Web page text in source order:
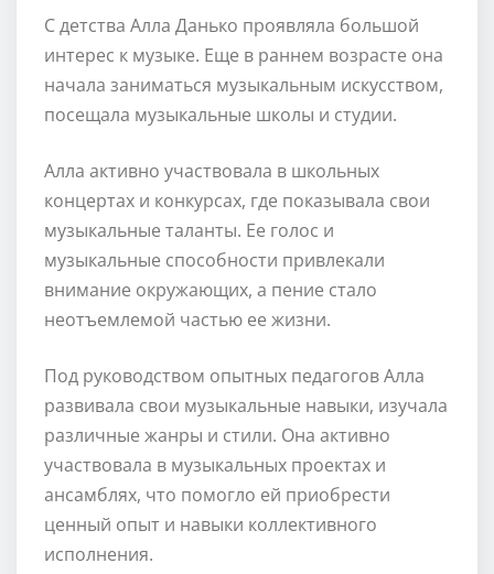
С детства Алла Данько проявляла большой
интерес к музыке. Еще в раннем возрасте она
начала заниматься музыкальным искусством,
посещала музыкальные школы и студии.
Алла активно участвовала в школьных
концертах и конкурсах, где показывала свои
музыкальные таланты. Ее голос и
музыкальные способности привлекали
внимание окружающих, а пение стало
неотъемлемой частью ее жизни.
Под руководством опытных педагогов Алла
развивала свои музыкальные навыки, изучала
различные жанры и стили. Она активно
участвовала в музыкальных проектах и
ансамблях, что помогло ей приобрести
ценный опыт и навыки коллективного
исполнения.